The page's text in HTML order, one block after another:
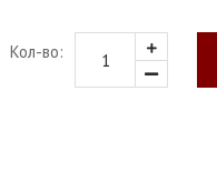
Кол-во: